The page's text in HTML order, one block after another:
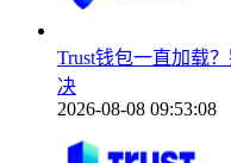
Trust钱包一直加载
决
2026-08-08 09:53:08